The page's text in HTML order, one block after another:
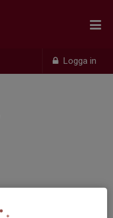
Logga in